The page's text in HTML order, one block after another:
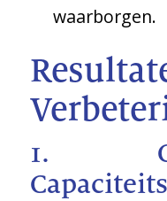
waarborgen.
1.